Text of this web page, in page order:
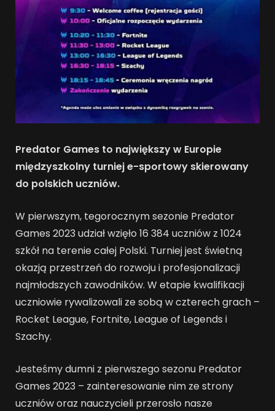
Predator Games to największy w Europie
międzyszkolny turniej e-sportowy skierowany
do polskich uczniów.
W pierwszym, tegorocznym sezonie Predator
Games 2023 udział wzięło 16 384 uczniów z 1024
szkół na terenie całej Polski. Turniej jest świetną
okazją przestrzeń do rozwoju i profesjonalizacji
najmłodszych zawodników. W etapie kwalifikacji
uczniowie rywalizowali ze sobą w czterech grach –
Rocket League, Fortnite, League of Legends i
Szachy.
Jesteśmy dumni z pierwszego sezonu Predator
Games 2023 – zainteresowanie nim ze strony
uczniów oraz nauczycieli przerosło nasze